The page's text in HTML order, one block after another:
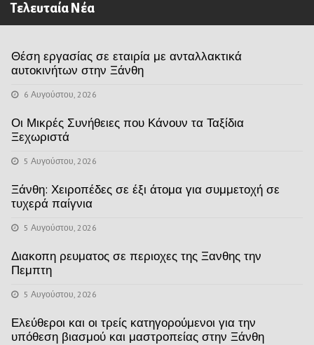
Τελευταία Νέα
Θέση εργασίας σε εταιρία με ανταλλακτικά
αυτοκινήτων στην Ξάνθη
6 Αυγούστου, 2026
Οι Μικρές Συνήθειες που Κάνουν τα Ταξίδια
Ξεχωριστά
5 Αυγούστου, 2026
Ξάνθη: Χειροπέδες σε έξι άτομα για συμμετοχή σε
τυχερά παίγνια
5 Αυγούστου, 2026
Διακοπη ρευματος σε περιοχες της Ξανθης την
Πεμπτη
5 Αυγούστου, 2026
Ελεύθεροι και οι τρείς κατηγορούμενοι για την
υπόθεση βιασμού και μαστροπείας στην Ξάνθη